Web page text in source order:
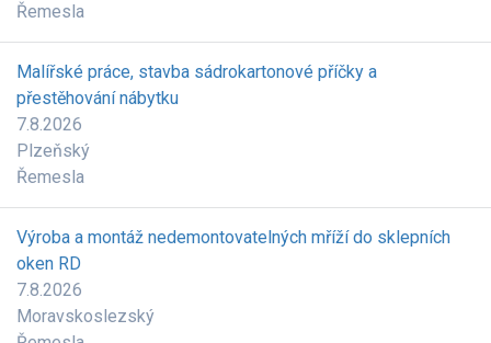
Řemesla
Malířské práce, stavba sádrokartonové příčky a
přestěhování nábytku
7.8.2026
Plzeňský
Řemesla
Výroba a montáž nedemontovatelných mříží do sklepních
oken RD
7.8.2026
Moravskoslezský